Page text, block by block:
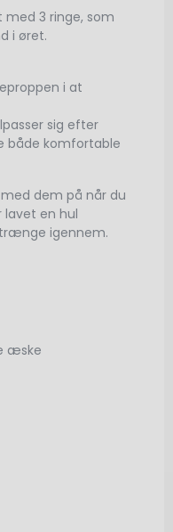
med 3 ringe, som
i øret.
i at
sig efter
både komfortable
dem på når du
en hul
igennem.
æske